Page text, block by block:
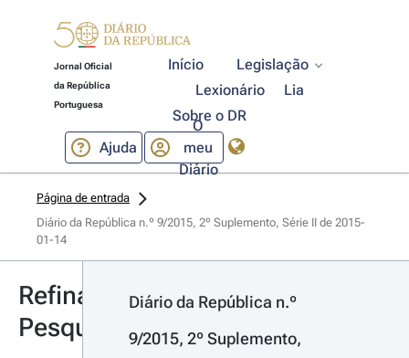
Jornal Oficial
da República
Portuguesa
Início
Legislação
Lexionário
Lia
Sobre o DR
Ajuda
O
meu
Diário
Página de entrada
Diário da República n.º 9/2015, 2º Suplemento, Série II de 2015-
01-14
Refinar
Pesquisa
Diário da República n.º
9/2015, 2º Suplemento,